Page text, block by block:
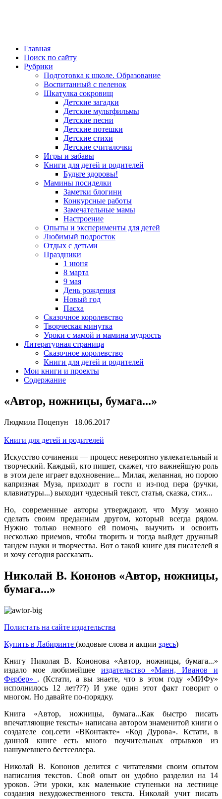
Главная
Поиск по сайту
Рубрики
Подготовка к школе. Образование
Воспитанный с пеленок
Шкатулка сокровищ
Детские загадки
Детские мультфильмы
Детские песни
Детские потешки
Детские стихи
Детские считалочки
Игры и забавы
Книги для детей и родителей
Будьте здоровы!
Мамины посиделки
Заметки блогини
Конкурсные работы
Замечательные мамы
Настроение
Опыты и эксперименты для детей
Любимый подросток
Отдых с детьми
Праздники
1 июня
8 марта
9 мая
День рождения
Новый год
Пасха
Сказочное королевство
Творческая минутка
Уроки с мамой и мамина мудрость
Литературная страница
Сказочное королевство
Книги для детей и родителей
Мои книги и проекты
Содержание
«Автор, ножницы, бумага...»
Людмила Поцепун 18.06.2017
Книги для детей и родителей
Искусство сочинения — процесс невероятно увлекательный и
творческий. Каждый, кто пишет, скажет, что важнейшую роль
в этом деле играет вдохновение... Милая, желанная, но порою
капризная Муза, приходит в гости и из-под пера (ручки,
клавиатуры...) выходит чудесный текст, статья, сказка, стих...
Но, современные авторы утверждают, что Музу можно
сделать своим преданным другом, который всегда рядом.
Нужно только немного ей помочь, выучить и освоить
несколько приемов, чтобы творить и тогда выйдет дружный
тандем науки и творчества. Вот о такой книге для писателей я
и хочу сегодня рассказать.
Николай В. Кононов «Автор, ножницы,
бумага...»
Полистать на сайте издательства
Купить в Лабиринте (кодовые слова и акции здесь)
Книгу Николая В. Кононова «Автор, ножницы, бумага...»
издало мое любимейшее издательство «Манн, Иванов и
Фербер» . (Кстати, а вы знаете, что в этом году «МИФу»
исполнилось 12 лет???) И уже один этот факт говорит о
многом. Но давайте по-порядку.
Книга «Автор, ножницы, бумага...Как быстро писать
впечатляющие тексты» написана автором знаменитой книги о
создателе соц.сети «ВКонтакте» «Код Дурова». Кстати, в
данной книге есть много поучительных отрывков из
нашумевшего бестселлера.
Николай В. Кононов делится с читателями своим опытом
написания текстов. Свой опыт он удобно разделил на 14
уроков. Эти уроки, как маленькие ступеньки на лестнице
создания нехудожественного текста. Николай учит писать